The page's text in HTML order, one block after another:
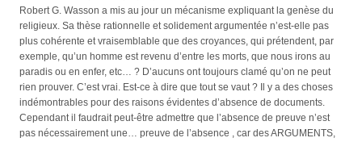
Robert G. Wasson a mis au jour un mécanisme expliquant la genèse du
religieux. Sa thèse rationnelle et solidement argumentée n’est-elle pas
plus cohérente et vraisemblable que des croyances, qui prétendent, par
exemple, qu’un homme est revenu d’entre les morts, que nous irons au
paradis ou en enfer, etc… ? D’aucuns ont toujours clamé qu’on ne peut
rien prouver. C’est vrai. Est-ce à dire que tout se vaut ? Il y a des choses
indémontrables pour des raisons évidentes d’absence de documents.
Cependant il faudrait peut-être admettre que l’absence de preuve n’est
pas nécessairement une… preuve de l’absence , car des ARGUMENTS,